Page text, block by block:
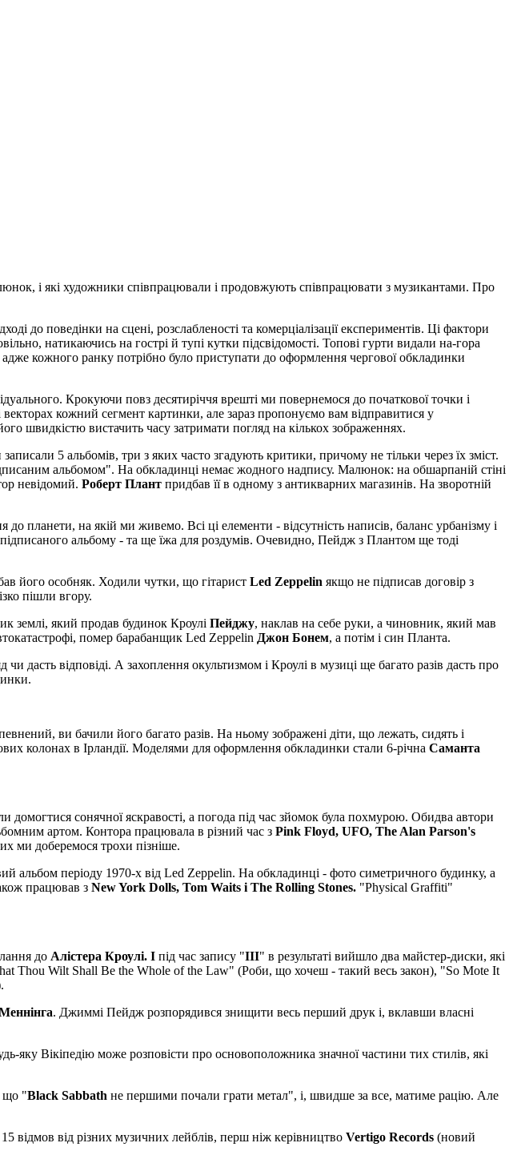
і які художники співпрацювали і продовжують співпрацювати з музикантами. Про
до поведінки на сцені, розслабленості та комерціалізації експериментів. Ці фактори
натикаючись на гострі й тупі кутки підсвідомості. Топові гурти видали на-гора
кожного ранку потрібно було приступати до оформлення чергової обкладинки
Крокуючи повз десятиріччя врешті ми повернемося до початкової точки і
кожний сегмент картинки, але зараз пропонуємо вам відправитися у
швидкістю вистачить часу затримати погляд на кількох зображеннях.
записали 5 альбомів, три з яких часто згадують критики, причому не тільки через їх зміст.
альбомом". На обкладинці немає жодного надпису. Малюнок: на обшарпаній стіні
невідомий. Роберт Плант придбав її в одному з антикварних магазинів. На зворотній
планети, на якій ми живемо. Всі ці елементи - відсутність написів, баланс урбанізму і
альбому - та ще їжа для роздумів. Очевидно, Пейдж з Плантом ще тоді
його особняк. Ходили чутки, що гітарист Led Zeppelin якщо не підписав договір з
пішли вгору.
землі, який продав будинок Кроулі Пейджу, наклав на себе руки, а чиновник, який мав
помер барабанщик Led Zeppelin Джон Бонем, а потім і син Планта.
чи дасть відповіді. А захоплення окультизмом і Кроулі в музиці ще багато разів дасть про
ви бачили його багато разів. На ньому зображені діти, що лежать, сидять і
колонах в Ірландії. Моделями для оформлення обкладинки стали 6-річна Саманта
домогтися сонячної яскравості, а погода під час зйомок була похмурою. Обидва автори
артом. Контора працювала в різний час з Pink Floyd, UFO, The Alan Parson's
ми доберемося трохи пізніше.
альбом періоду 1970-х від Led Zeppelin. На обкладинці - фото симетричного будинку, а
працював з New York Dolls, Tom Waits і The Rolling Stones. "Physical Graffiti"
до Алістера Кроулі. І під час запису "III" в результаті вийшло два майстер-диски, які
Thou Wilt Shall Be the Whole of the Law" (Роби, що хочеш - такий весь закон), "So Mote It
. Джиммі Пейдж розпорядився знищити весь перший друк і, вклавши власні
яку Вікіпедію може розповісти про основоположника значної частини тих стилів, які
що "Black Sabbath не першими почали грати метал", і, швидше за все, матиме рацію. Але
відмов від різних музичних лейблів, перш ніж керівництво Vertigo Records (новий